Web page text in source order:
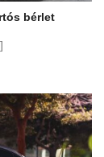
bérlet